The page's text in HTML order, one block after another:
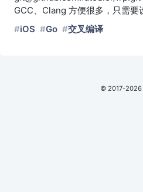
GCC、Clang 方便很多，只需要
iOS
Go 交叉编译
© 2017-2026